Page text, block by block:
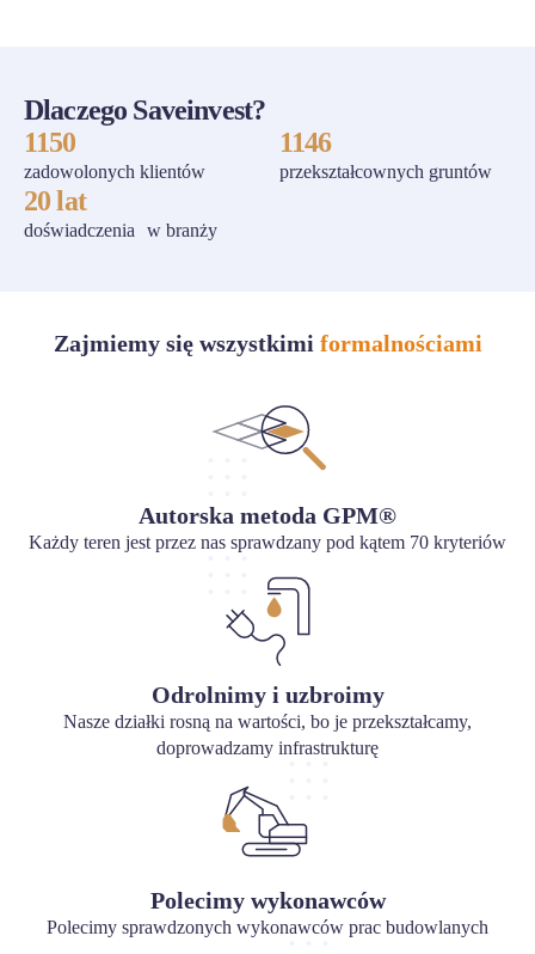
Dlaczego Saveinvest?
1150
zadowolonych klientów
1146
przekształcownych gruntów
20 lat
doświadczenia w branży
Zajmiemy się wszystkimi formalnościami
Autorska metoda GPM®
Każdy teren jest przez nas sprawdzany pod kątem 70 kryteriów
Odrolnimy i uzbroimy
Nasze działki rosną na wartości, bo je przekształcamy,
doprowadzamy infrastrukturę
Polecimy wykonawców
Polecimy sprawdzonych wykonawców prac budowlanych